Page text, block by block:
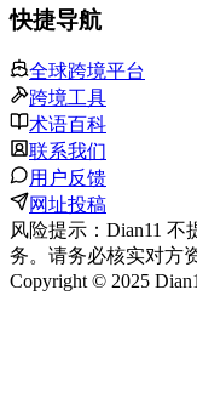
快捷导航
全球跨境平台
跨境工具
术语百科
联系我们
用户反馈
网址投稿
风险提示：Dian11
务。请务必核实对方
Copyright © 2025